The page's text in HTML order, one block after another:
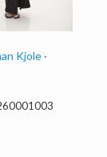
Kjole ·